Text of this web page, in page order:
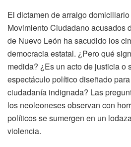
El dictamen de arraigo
Movimiento Ciudadano acusados
de Nuevo León ha sacudido los
democracia estatal. ¿Pero qué
medida? ¿Es un acto de justicia o
espectáculo político diseñado
ciudadanía indignada? Las
los neoleoneses observan con
políticos se sumergen en un
violencia.